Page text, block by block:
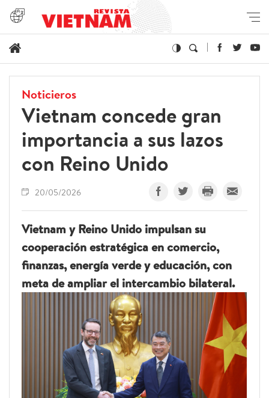
Noticieros
Vietnam concede gran
importancia a sus lazos
con Reino Unido
20/05/2026
Vietnam y Reino Unido impulsan su
cooperación estratégica en comercio,
finanzas, energía verde y educación, con
meta de ampliar el intercambio bilateral.